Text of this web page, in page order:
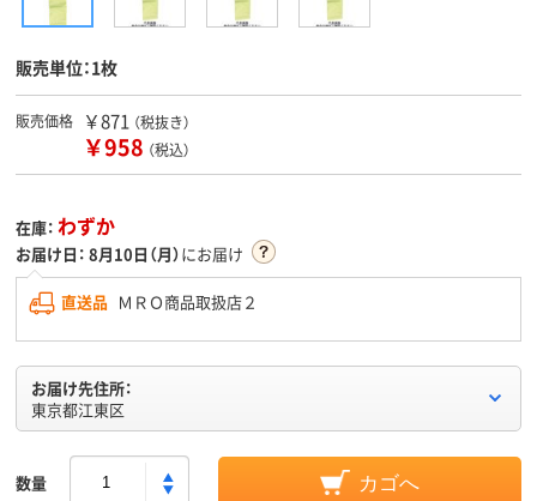
販売単位：1枚
販売価格 ￥871 （税抜き）
￥958 （税込）
在庫： わずか
お届け日： 8月10日（月）にお届け
直送品 ＭＲＯ商品取扱店２
お届け先住所：
東京都江東区
数量 カゴへ